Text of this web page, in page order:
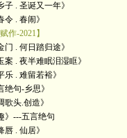
子 . 圣诞又一年》
令 . 春闹》
作-2021】
门 . 何日踏归途》
案 . 夜半难眠泪湿眶》
乐 . 难留若裕》
绝句-乡思》
歌头.创造》
》---五言绝句
唇 . 仙居》